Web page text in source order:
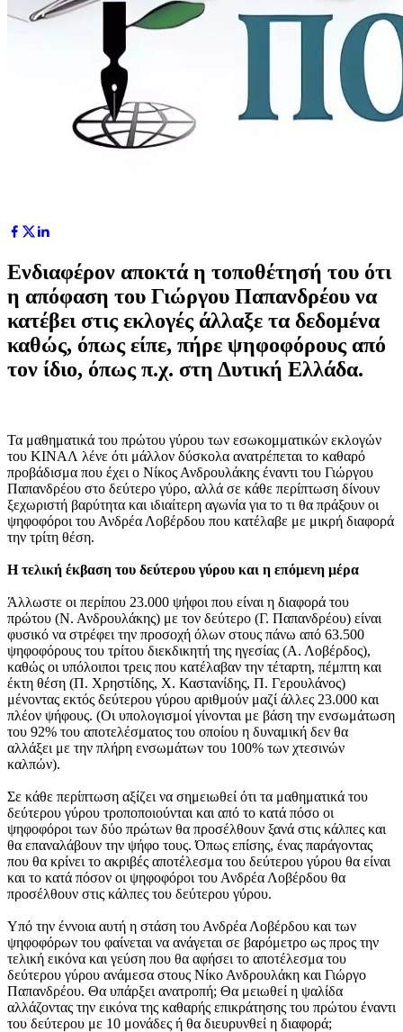
Ενδιαφέρον αποκτά η τοποθέτησή του ότι
η απόφαση του Γιώργου Παπανδρέου να
κατέβει στις εκλογές άλλαξε τα δεδομένα
καθώς, όπως είπε, πήρε ψηφοφόρους από
τον ίδιο, όπως π.χ. στη Δυτική Ελλάδα.
Τα μαθηματικά του πρώτου γύρου των εσωκομματικών εκλογών
του ΚΙΝΑΛ λένε ότι μάλλον δύσκολα ανατρέπεται το καθαρό
προβάδισμα που έχει ο Νίκος Ανδρουλάκης έναντι του Γιώργου
Παπανδρέου στο δεύτερο γύρο, αλλά σε κάθε περίπτωση δίνουν
ξεχωριστή βαρύτητα και ιδιαίτερη αγωνία για το τι θα πράξουν οι
ψηφοφόροι του Ανδρέα Λοβέρδου που κατέλαβε με μικρή διαφορά
την τρίτη θέση.
Η τελική έκβαση του δεύτερου γύρου και η επόμενη μέρα
Άλλωστε οι περίπου 23.000 ψήφοι που είναι η διαφορά του
πρώτου (Ν. Ανδρουλάκης) με τον δεύτερο (Γ. Παπανδρέου) είναι
φυσικό να στρέφει την προσοχή όλων στους πάνω από 63.500
ψηφοφόρους του τρίτου διεκδικητή της ηγεσίας (Α. Λοβέρδος),
καθώς οι υπόλοιποι τρεις που κατέλαβαν την τέταρτη, πέμπτη και
έκτη θέση (Π. Χρηστίδης, Χ. Καστανίδης, Π. Γερουλάνος)
μένοντας εκτός δεύτερου γύρου αριθμούν μαζί άλλες 23.000 και
πλέον ψήφους. (Οι υπολογισμοί γίνονται με βάση την ενσωμάτωση
του 92% του αποτελέσματος του οποίου η δυναμική δεν θα
αλλάξει με την πλήρη ενσωμάτων του 100% των χτεσινών
καλπών).
Σε κάθε περίπτωση αξίζει να σημειωθεί ότι τα μαθηματικά του
δεύτερου γύρου τροποποιούνται και από το κατά πόσο οι
ψηφοφόροι των δύο πρώτων θα προσέλθουν ξανά στις κάλπες και
θα επαναλάβουν την ψήφο τους. Όπως επίσης, ένας παράγοντας
που θα κρίνει το ακριβές αποτέλεσμα του δεύτερου γύρου θα είναι
και το κατά πόσον οι ψηφοφόροι του Ανδρέα Λοβέρδου θα
προσέλθουν στις κάλπες του δεύτερου γύρου.
Υπό την έννοια αυτή η στάση του Ανδρέα Λοβέρδου και των
ψηφοφόρων του φαίνεται να ανάγεται σε βαρόμετρο ως προς την
τελική εικόνα και γεύση που θα αφήσει το αποτέλεσμα του
δεύτερου γύρου ανάμεσα στους Νίκο Ανδρουλάκη και Γιώργο
Παπανδρέου. Θα υπάρξει ανατροπή; Θα μειωθεί η ψαλίδα
αλλάζοντας την εικόνα της καθαρής επικράτησης του πρώτου έναντι
του δεύτερου με 10 μονάδες ή θα διευρυνθεί η διαφορά;